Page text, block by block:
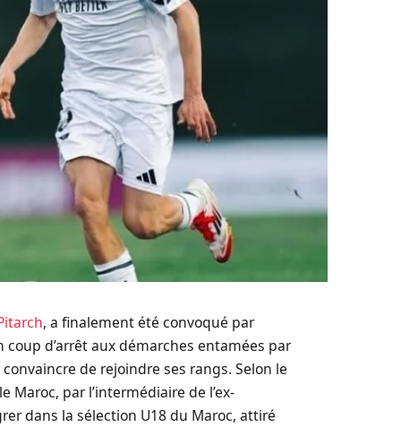
, a finalement été convoqué par
coup d’arrêt aux démarches entamées par
de rejoindre ses rangs. Selon le
par l’intermédiaire de l’ex-
dans la sélection U18 du Maroc, attiré